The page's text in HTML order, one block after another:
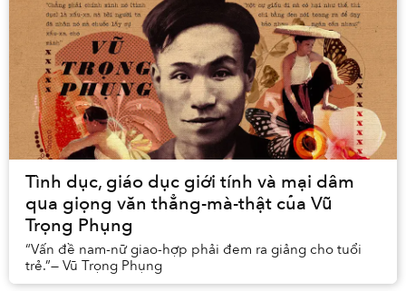
Tình dục, giáo dục giới tính và mại dâm
qua giọng văn thẳng-mà-thật của Vũ
Trọng Phụng
“Vấn đề nam-nữ giao-hợp phải đem ra giảng cho tuổi
trẻ.”— Vũ Trọng Phụng